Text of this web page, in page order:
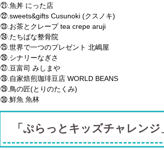
㉑.魚丼 にった店
㉒.sweets&gifts Cusunoki (クスノキ)
㉓.お茶とクレープ tea crepe aruji
㉔.たちばな整骨院
㉕.世界で一つのプレゼント 北嶋屋
㉖.シナリーなぎさ
㉗.豆富司 みしまや
㉘.自家焙煎珈琲豆店 WORLD BEANS
㉙.鳥の匠(とりのたくみ)
㉚.鮮魚 魚林
「ぷらっとキッズチャレンジ